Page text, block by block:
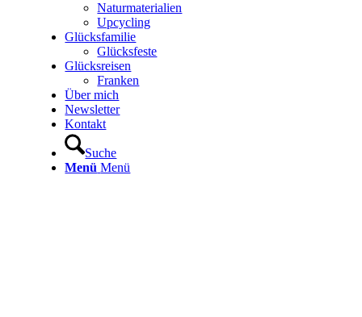
Naturmaterialien
Upcycling
Glücksfamilie
Glücksfeste
Glücksreisen
Franken
Über mich
Newsletter
Kontakt
Suche
Menü Menü